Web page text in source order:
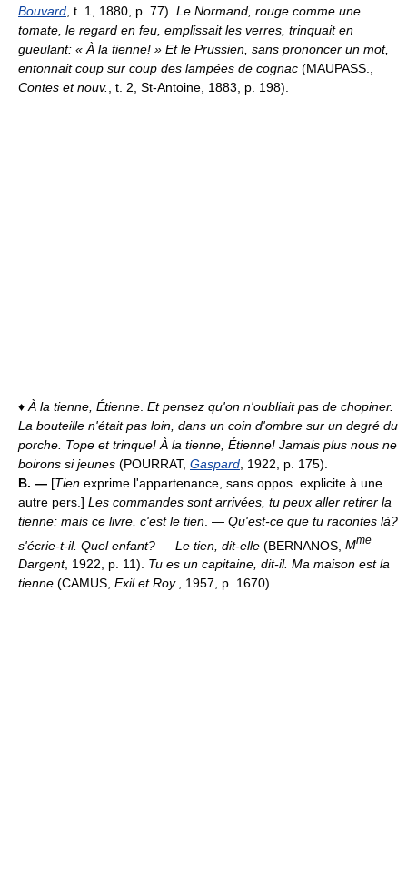
Bouvard , t. 1, 1880, p. 77). Le Normand, rouge comme une
tomate, le regard en feu, emplissait les verres, trinquait en
gueulant: « À la tienne! » Et le Prussien, sans prononcer un mot,
entonnait coup sur coup des lampées de cognac (MAUPASS.,
Contes et nouv.
, t. 2, St-Antoine, 1883, p. 198).
♦ À la tienne, Étienne Et pensez qu'on n'oubliait pas de chopiner.
La bouteille n'était pas loin, dans un coin d'ombre sur un degré du
porche. Tope et trinque! À la tienne, Étienne! Jamais plus nous ne
boirons si jeunes (POURRAT, Gaspard , 1922, p. 175).
B. — [Tien exprime l'appartenance, sans oppos. explicite à une
autre pers.] Les commandes sont arrivées, tu peux aller retirer la
tienne; mais ce livre, c'est le tien . — Qu'est-ce que tu racontes là?
s'écrie-t-il. Quel enfant? — Le tien, dit-elle (BERNANOS, Mme
Dargent, 1922, p. 11). Tu es un capitaine, dit-il. Ma maison est la
tienne (CAMUS, Exil et Roy., 1957, p. 1670).